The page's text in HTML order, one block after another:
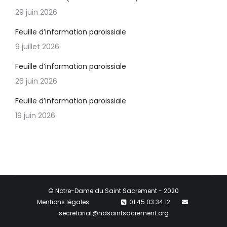
29 juin 2026
Feuille d’information paroissiale
9 juillet 2026
Feuille d’information paroissiale
26 juin 2026
Feuille d’information paroissiale
19 juin 2026
© Notre-Dame du Saint Sacrement - 2020
Mentions légales
01 45 03 34 12
secretariat@ndsaintsacrement.org